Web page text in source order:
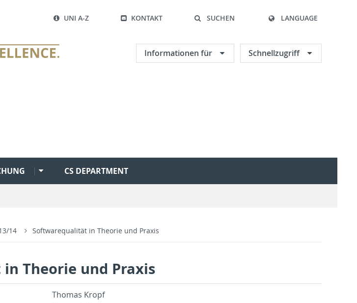
UNI A-Z KONTAKT SUCHEN LANGUAGE
Informationen für Schnellzugriff
CS DEPARTMENT
14 Softwarequalität in Theorie und Praxis
Theorie und Praxis
Thomas Kropf